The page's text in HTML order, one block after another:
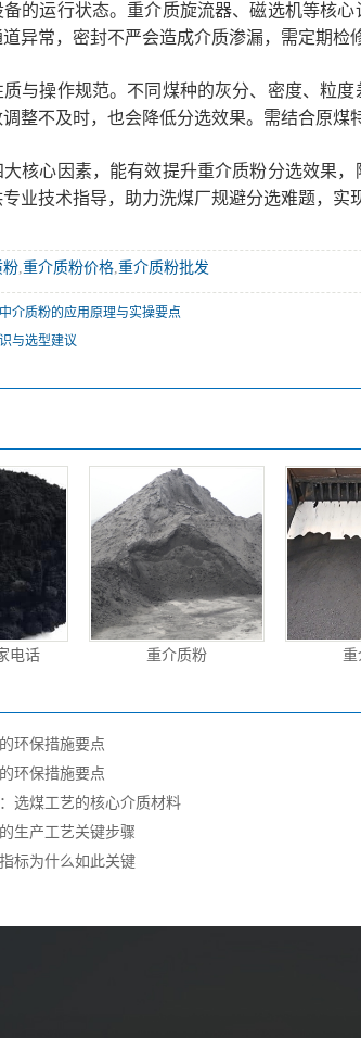
运行状态。重介质旋流器、磁选机等核心
异常，密封不严会造成介质渗漏，需定期检
操作规范。不同煤种的灰分、密度、粒度
整不及时，也会降低分选效果。需结合原煤
心因素，能有效提升重介质粉分选效果，
业技术指导，助力洗煤厂规避分选难题，实
粉, 重介质粉价格, 重介质粉批发
介质粉的应用原理与实操要点
与选型建议
电话 重介质粉 重
环保措施要点
环保措施要点
选煤工艺的核心介质材料
生产工艺关键步骤
标为什么如此关键